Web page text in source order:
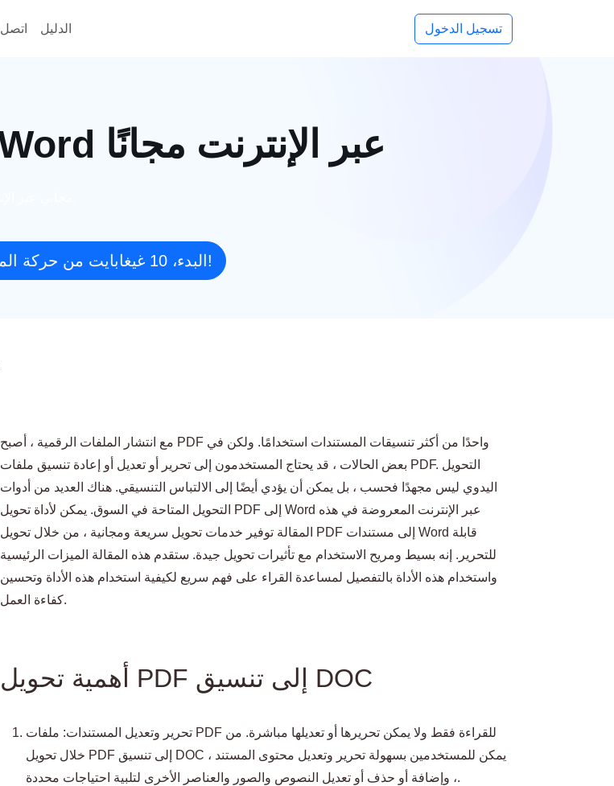
اتصل الدليل تسجيل الدخول
حول PDF إلى Word عبر الإنترنت مجانًا
البدء، 10 غيغابايت من حركة المرور مجانًا!
مع انتشار الملفات الرقمية ، أصبح PDF واحدًا من أكثر تنسيقات المستندات استخدامًا. ولكن في
بعض الحالات ، قد يحتاج المستخدمون إلى تحرير أو تعديل أو إعادة تنسيق ملفات PDF. التحويل
اليدوي ليس مجهدًا فحسب ، بل يمكن أن يؤدي أيضًا إلى الالتباس التنسيقي. هناك العديد من أدوات
التحويل المتاحة في السوق. يمكن لأداة تحويل PDF إلى Word عبر الإنترنت المعروضة في هذه
المقالة توفير خدمات تحويل سريعة ومجانية ، من خلال تحويل PDF إلى مستندات Word قابلة
للتحرير. إنه بسيط ومريح الاستخدام مع تأثيرات تحويل جيدة. ستقدم هذه المقالة الميزات الرئيسية
واستخدام هذه الأداة بالتفصيل لمساعدة القراء على فهم سريع لكيفية استخدام هذه الأداة وتحسين
كفاءة العمل.
أهمية تحويل PDF إلى تنسيق DOC
تحرير وتعديل المستندات: ملفات PDF للقراءة فقط ولا يمكن تحريرها أو تعديلها مباشرة. من
خلال تحويل PDF إلى تنسيق DOC ، يمكن للمستخدمين بسهولة تحرير وتعديل محتوى المستند
، وإضافة أو حذف أو تعديل النصوص والصور والعناصر الأخرى لتلبية احتياجات محددة.